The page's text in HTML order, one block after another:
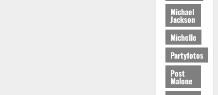
Michael
Jackson
Michelle
Partyfotos
Post
Malone